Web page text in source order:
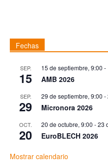
Fechas
SEP.
15
15 de septiembre, 9:00 -
AMB 2026
SEP.
29
29 de septiembre, 9:00 -
Micronora 2026
OCT.
20
20 de octubre, 9:00 -23
EuroBLECH 2026
Mostrar calendario